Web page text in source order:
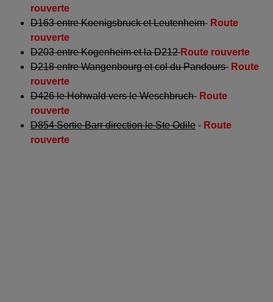
rouverte
D163 entre Koenigsbruck et Leutenheim- Route
rouverte
D203 entre Kogenheim et la D212Route rouverte
D218 entre Wangenbourg et col du Pandours- Route
rouverte
D426 le Hohwald vers le Weschbruch- Route
rouverte
D854 Sortie Barr direction le Ste Odile - Route
rouverte